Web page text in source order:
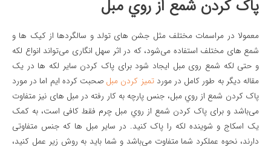
پاک كردن شمع از روي مبل
معمولا در مراسمات مختلف مثل جشن های تولد و سالگردها از کیک ها و
شمع های مختلف استفاده می‌شود، که در اثر سهل انگاری می‌تواند انواع لکه
و حتی لکه شمع روی مبل ایجاد شود برای پاک کردن سایر لکه ها در یک
مقاله دیگر به طور کامل در موردتمیز کردن مبل صحبت کرده ایم اما در مورد
پاک كردن شمع از روي مبل، جنس پارچه به کار رفته در مبل های نیز متفاوت
می‌باشد و برایپاک كردن شمع از روي مبل چرم فقط کافی است، به کمک
یک اسکاج و شوینده لکه را پاک کنید. در سایر مبل ها که جنس متفاوتی
دارند، نحوه عملکرد شما متفاوت می‌باشد و شما باید به روش زیر عمل کنید،